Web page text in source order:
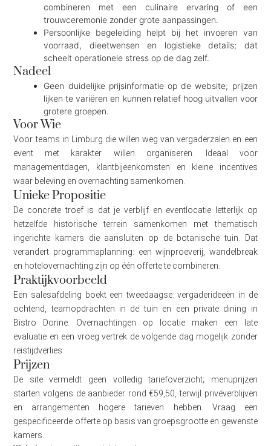
combineren met een culinaire ervaring of een
trouwceremonie zonder grote aanpassingen.
Persoonlijke begeleiding helpt bij het invoeren van
voorraad, dieetwensen en logistieke details; dat
scheelt operationele stress op de dag zelf.
Nadeel
Geen duidelijke prijsinformatie op de website; prijzen
lijken te variëren en kunnen relatief hoog uitvallen voor
grotere groepen.
Voor Wie
Voor teams in Limburg die willen weg van vergaderzalen en een
event met karakter willen organiseren. Ideaal voor
managementdagen, klantbijeenkomsten en kleine incentives
waar beleving en overnachting samenkomen.
Unieke Propositie
De concrete troef is dat je verblijf en eventlocatie letterlijk op
hetzelfde historische terrein samenkomen met thematisch
ingerichte kamers die aansluiten op de botanische tuin. Dat
verandert programmaplanning: een wijnproeverij, wandelbreak
en hotelovernachting zijn op één offerte te combineren.
Praktijkvoorbeeld
Een salesafdeling boekt een tweedaagse: vergaderideeën in de
ochtend, teamopdrachten in de tuin en een private dining in
Bistro Dorine. Overnachtingen op locatie maken een late
evaluatie en een vroeg vertrek de volgende dag mogelijk zonder
reistijdverlies.
Prijzen
De site vermeldt geen volledig tariefoverzicht; menuprijzen
starten volgens de aanbieder rond €59,50, terwijl privéverblijven
en arrangementen hogere tarieven hebben. Vraag een
gespecificeerde offerte op basis van groepsgrootte en gewenste
kamers.